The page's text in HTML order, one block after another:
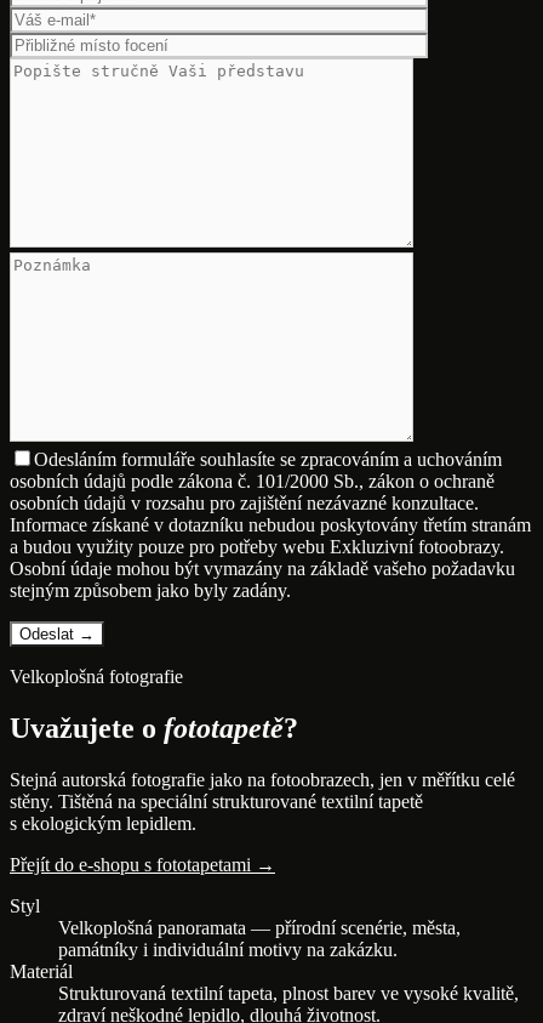
Odesláním formuláře souhlasíte se zpracováním a uchováním
osobních údajů podle zákona č. 101/2000 Sb., zákon o ochraně
osobních údajů v rozsahu pro zajištění nezávazné konzultace.
Informace získané v dotazníku nebudou poskytovány třetím stranám
a budou využity pouze pro potřeby webu Exkluzivní fotoobrazy.
Osobní údaje mohou být vymazány na základě vašeho požadavku
stejným způsobem jako byly zadány.
Velkoplošná fotografie
Uvažujete o fototapetě?
Stejná autorská fotografie jako na fotoobrazech, jen v měřítku celé
stěny. Tištěná na speciální strukturované textilní tapetě
s ekologickým lepidlem.
Přejít do e-shopu s fototapetami →
Styl
Velkoplošná panoramata — přírodní scenérie, města,
památníky i individuální motivy na zakázku.
Materiál
Strukturovaná textilní tapeta, plnost barev ve vysoké kvalitě,
zdraví neškodné lepidlo, dlouhá životnost.